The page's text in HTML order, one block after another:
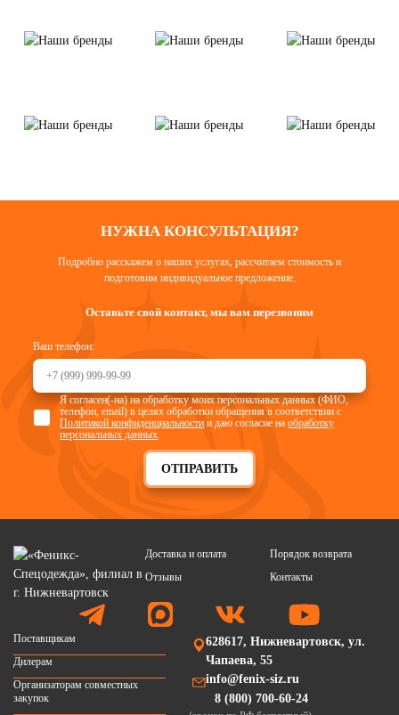
НУЖНА КОНСУЛЬТАЦИЯ?
Подробно расскажем о наших услугах, рассчитаем стоимость и
подготовим индивидуальное предложение.
Оставьте свой контакт, мы вам перезвоним
Ваш телефон:
ОТПРАВИТЬ
Я согласен(-на) на обработку моих персональных данных (ФИО,
телефон, email) в целях обработки обращения в соответствии с
Политикой конфиденциальности и даю согласие наобработку
персональных данных.
Доставка и оплата
Порядок возврата
Отзывы
Контакты
Поставщикам
Дилерам
Организаторам совместных
закупок
628617, Нижневартовск, ул.
Чапаева, 55
info@fenix-siz.ru
8 (800) 700-60-24